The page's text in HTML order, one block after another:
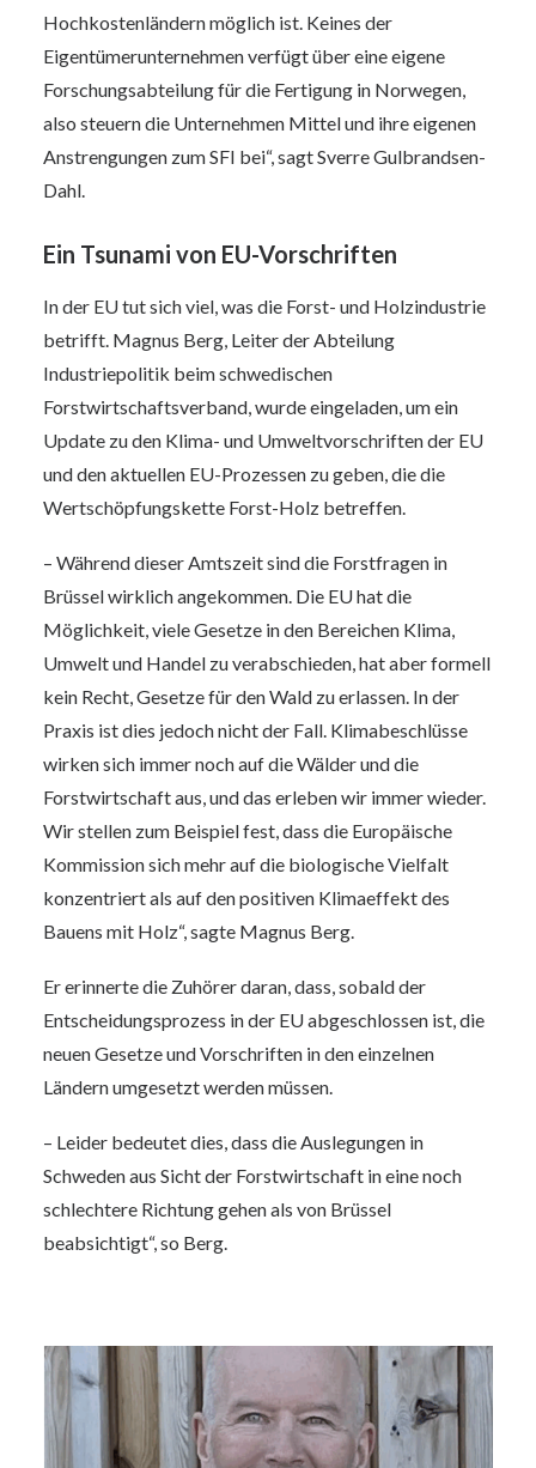
Hochkostenländern möglich ist. Keines der
Eigentümerunternehmen verfügt über eine eigene
Forschungsabteilung für die Fertigung in Norwegen,
also steuern die Unternehmen Mittel und ihre eigenen
Anstrengungen zum SFI bei“, sagt Sverre Gulbrandsen-
Dahl.
Ein Tsunami von EU-Vorschriften
In der EU tut sich viel, was die Forst- und Holzindustrie
betrifft. Magnus Berg, Leiter der Abteilung
Industriepolitik beim schwedischen
Forstwirtschaftsverband, wurde eingeladen, um ein
Update zu den Klima- und Umweltvorschriften der EU
und den aktuellen EU-Prozessen zu geben, die die
Wertschöpfungskette Forst-Holz betreffen.
– Während dieser Amtszeit sind die Forstfragen in
Brüssel wirklich angekommen. Die EU hat die
Möglichkeit, viele Gesetze in den Bereichen Klima,
Umwelt und Handel zu verabschieden, hat aber formell
kein Recht, Gesetze für den Wald zu erlassen. In der
Praxis ist dies jedoch nicht der Fall. Klimabeschlüsse
wirken sich immer noch auf die Wälder und die
Forstwirtschaft aus, und das erleben wir immer wieder.
Wir stellen zum Beispiel fest, dass die Europäische
Kommission sich mehr auf die biologische Vielfalt
konzentriert als auf den positiven Klimaeffekt des
Bauens mit Holz“, sagte Magnus Berg.
Er erinnerte die Zuhörer daran, dass, sobald der
Entscheidungsprozess in der EU abgeschlossen ist, die
neuen Gesetze und Vorschriften in den einzelnen
Ländern umgesetzt werden müssen.
– Leider bedeutet dies, dass die Auslegungen in
Schweden aus Sicht der Forstwirtschaft in eine noch
schlechtere Richtung gehen als von Brüssel
beabsichtigt“, so Berg.